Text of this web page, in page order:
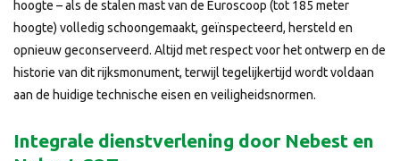
hoogte – als de stalen mast van de Euroscoop (tot 185 meter
hoogte) volledig schoongemaakt, geïnspecteerd, hersteld en
opnieuw geconserveerd. Altijd met respect voor het ontwerp en de
historie van dit rijksmonument, terwijl tegelijkertijd wordt voldaan
aan de huidige technische eisen en veiligheidsnormen.
Integrale dienstverlening door Nebest en